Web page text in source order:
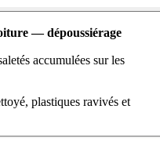
— dépoussiérage
accumulées sur les
plastiques ravivés et